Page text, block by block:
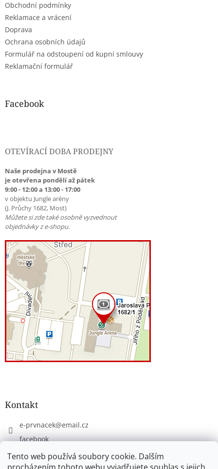
Tento web používá soubory cookie. Dalším
Obchodní podmínky
Reklamace a vrácení
Doprava
Ochrana osobních údajů
Formulář na odstoupení od kupní smlouvy
Reklamační formulář
Facebook
OTEVÍRACÍ DOBA PRODEJNY
Naše prodejna v Mostě
je otevřena pondělí až pátek
9:00 - 12:00 a 13:00 - 17:00
v objektu Jungle arény
(J. Průchy 1682, Most)
Můžete si zde také osobně vyzvednout
objednávky z e-shopu.
Kontakt
e-prvnacek@email.cz
facebook
eprvnacek